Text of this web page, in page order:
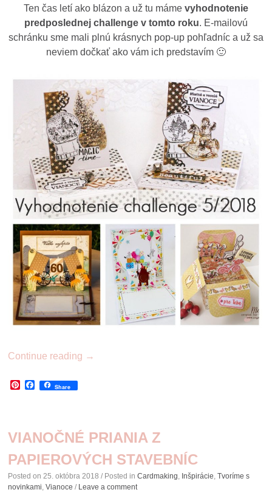
Ten čas letí ako blázon a už tu máme vyhodnotenie
predposlednej challenge v tomto roku. E-mailovú
schránku sme mali plnú krásnych pop-up pohľadníc a už sa
neviem dočkať ako vám ich predstavím 🙂
Continue reading →
Pinterest
Facebook
Share
VIANOČNÉ PRIANIA Z
PAPIEROVÝCH STAVEBNÍC
Posted on 25. októbra 2018 / Posted inCardmaking Inšpirácie ,Tvoríme s
novinkami ,Vianoce / Leave a comment